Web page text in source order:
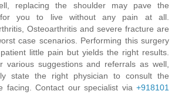
replacing the shoulder may pave the
you to live without any pain at all.
Osteoarthritis and severe fracture are
case scenarios. Performing this surgery
little pain but yields the right results.
various suggestions and referrals as well,
state the right physician to consult the
facing. Contact our specialist via +918101